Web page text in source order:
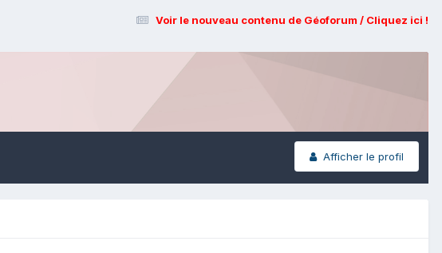
Voir le nouveau contenu de Géoforum / Cliquez ici !
Afficher le profil